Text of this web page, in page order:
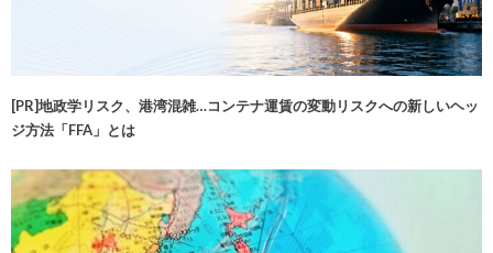
[PR]地政学リスク、港湾混雑…コンテナ運賃の変動リスクへの新しいヘッ
ジ方法「FFA」とは